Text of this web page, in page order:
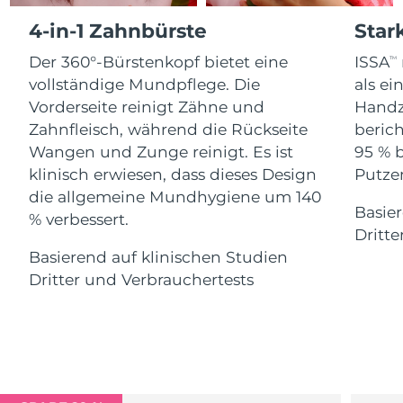
4-in-1 Zahnbürste
Der 360°-Bürstenkopf bietet eine
vollständige Mundpflege. Die
Vorderseite reinigt Zähne und
Zahnfleisch, während die Rückseite
Wangen und Zunge reinigt. Es ist
klinisch erwiesen, dass dieses Design
die allgemeine Mundhygiene um 140
% verbessert.
Basierend auf klinischen Studien
Dritter und Verbrauchertests
ISSATM
als
95 %
For healthy hair
Kosmetik
Kaufe alles
FOREO APP
ÜBER
Gibraltar
13/08/2026
Griechenland
Erwartete Lieferung
09/08/2026
Sonderverwaltungsregion
Hongkong
Erwartete Lieferung
10/08/2026
Ungarn
Erwartete Lieferung
09/08/2026
Erwartete Lieferung